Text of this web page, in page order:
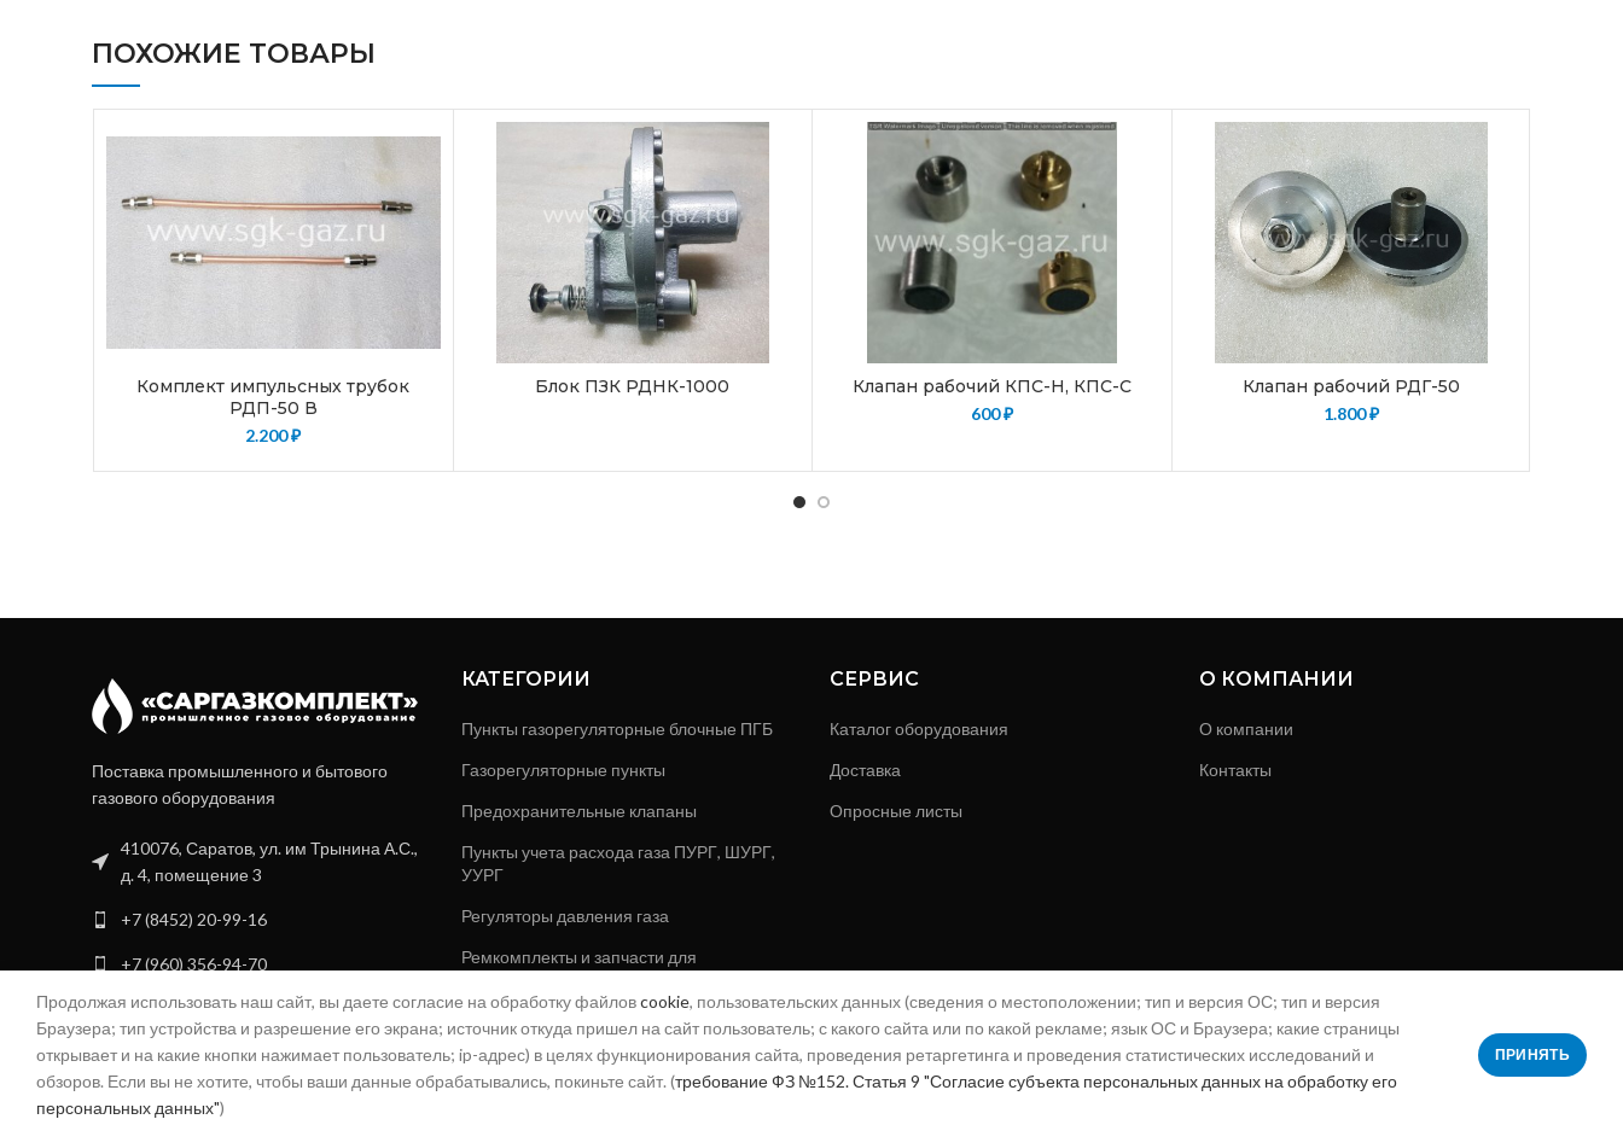
ПОХОЖИЕ ТОВАРЫ
Комплект импульсных трубок
РДП-50 В
2.200₽
Блок ПЗК РДНК-1000 Клапан рабочий КПС-Н, КПС-С
600₽
Клапан рабочий РДГ-50
1.800₽
Поставка промышленного и бытового
газового оборудования
410076, Саратов, ул. им Трынина А.С.,
д. 4, помещение 3
+7 (8452) 20-99-16
+7 (960) 356-94-70
info@sgk-gaz.ru
04@sgk-gaz.ru
КАТЕГОРИИ
Пункты газорегуляторные блочные ПГБ
Газорегуляторные пункты
Предохранительные клапаны
Пункты учета расхода газа ПУРГ, ШУРГ,
УУРГ
Регуляторы давления газа
Ремкомплекты и запчасти для
Фильтры газовые
СЕРВИС
Каталог оборудования
Доставка
Опросные листы
О КОМПАНИИ
О компании
Контакты
Продолжая использовать наш сайт, вы даете согласие на обработку файловcookie, пользовательских данных (сведения о местоположении; тип и версия ОС; тип и версия
Браузера; тип устройства и разрешение его экрана; источник откуда пришел на сайт пользователь; с какого сайта или по какой рекламе; язык ОС и Браузера; какие страницы
открывает и на какие кнопки нажимает пользователь; ip-адрес) в целях функционирования сайта, проведения ретаргетинга и проведения статистических исследований и
обзоров. Если вы не хотите, чтобы ваши данные обрабатывались, покиньте сайт. (требование ФЗ №152. Статья 9 "Согласие субъекта персональных данных на обработку его
персональных данных")
ПРИНЯТЬ